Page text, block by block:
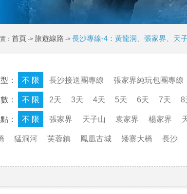
： 首頁 -> 旅遊線路 -> 長沙專線-4：黃龍洞、張家界、天
： 不 限 長沙接送團專線 張家界純玩包團專線
： 不 限 2天 3天 4天 5天 6天 7天 8
： 不 限 張家界 天子山 袁家界 楊家界
猛洞河 芙蓉鎮 鳳凰古城 矮寨大橋 長沙